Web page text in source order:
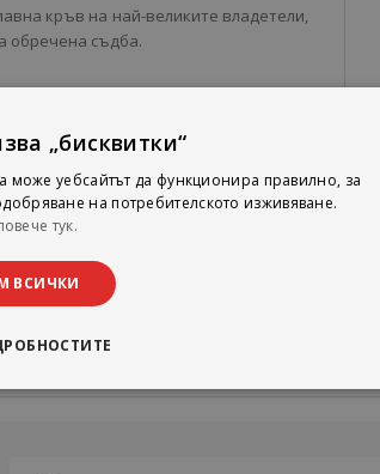
кръв на най-великите владетели,
обречена съдба.
„бисквитки“
може уебсайтът да функционира правилно, за
на потребителското изживяване.
тук.
ВСИЧКИ